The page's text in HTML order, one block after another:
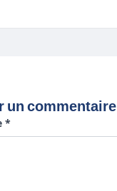
commentaire
*